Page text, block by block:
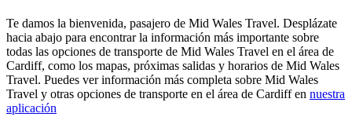
Te damos la bienvenida, pasajero de Mid Wales Travel. Desplázate
hacia abajo para encontrar la información más importante sobre
todas las opciones de transporte de Mid Wales Travel en el área de
Cardiff, como los mapas, próximas salidas y horarios de Mid Wales
Travel. Puedes ver información más completa sobre Mid Wales
Travel y otras opciones de transporte en el área de Cardiff en nuestra
aplicación